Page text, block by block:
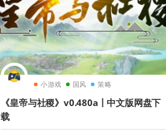
小游戏 国风 策略
《皇帝与社稷》v0.480a丨中文版网盘下
载